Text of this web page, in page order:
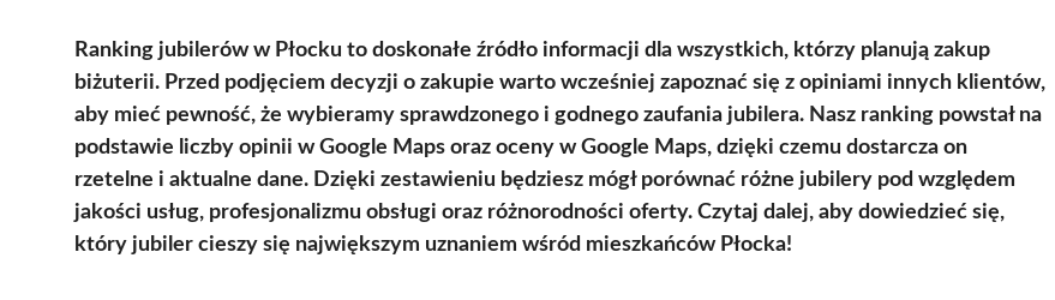
Ranking jubilerów w Płocku to doskonałe źródło informacji dla wszystkich, którzy planują zakup
biżuterii. Przed podjęciem decyzji o zakupie warto wcześniej zapoznać się z opiniami innych klientów,
aby mieć pewność, że wybieramy sprawdzonego i godnego zaufania jubilera. Nasz ranking powstał na
podstawie liczby opinii w Google Maps oraz oceny w Google Maps, dzięki czemu dostarcza on
rzetelne i aktualne dane. Dzięki zestawieniu będziesz mógł porównać różne jubilery pod względem
jakości usług, profesjonalizmu obsługi oraz różnorodności oferty. Czytaj dalej, aby dowiedzieć się,
który jubiler cieszy się największym uznaniem wśród mieszkańców Płocka!